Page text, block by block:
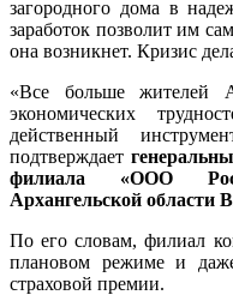
загородного дома в
заработок позволит им
она возникнет. Кризис
«Все больше жителей
экономических
действенный
подтверждает
филиала «ООО
Архангельской
По его словам, филиал
плановом режиме и
страховой премии.